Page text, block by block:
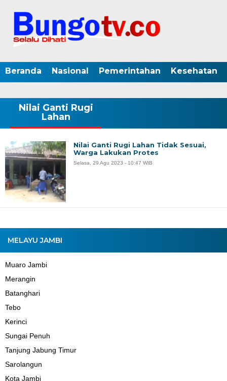
Beranda Nasional Pemerintahan Kesehatan
MELAYU JAMBI
Muaro Jambi
Merangin
Batanghari
Tebo
Kerinci
Sungai Penuh
Tanjung Jabung Timur
Sarolangun
Kota Jambi
Nilai Ganti Rugi
Lahan
Nilai Ganti Rugi Lahan Tidak Sesuai,
Warga Lakukan Protes
Selasa, 29 Agu 2023 - 10:47 WIB